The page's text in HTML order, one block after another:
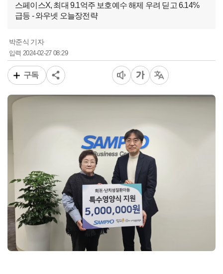
스페이스X, 최대 9.1억주 보호예수 해제 우려 딛고 6.14%
급등 - 와우넷 오늘장전략
박준식 기자
입력2024-02-27 08:29
구독